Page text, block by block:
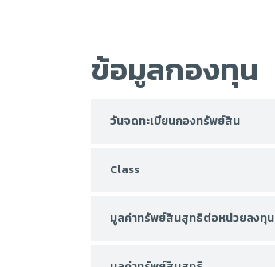
ข้อมูลกองทุน
วันจดทะเบียนกองทรัพย์สิน
Class
มูลค่าทรัพย์สินสุทธิต่อหน่วยลงทุน